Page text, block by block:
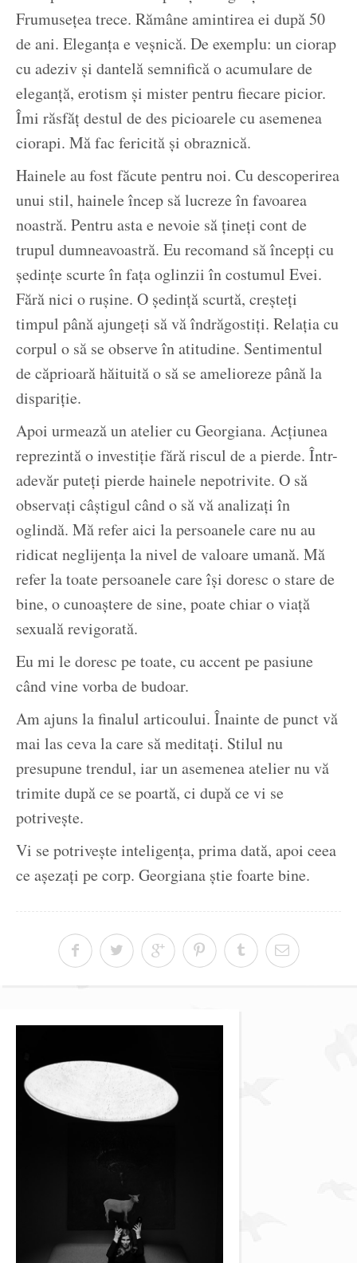
Frumusețea trece. Rămâne amintirea ei după 50
de ani. Eleganța e veșnică. De exemplu: un ciorap
cu adeziv și dantelă semnifică o acumulare de
eleganță, erotism și mister pentru fiecare picior.
Îmi răsfăț destul de des picioarele cu asemenea
ciorapi. Mă fac fericită și obraznică.
Hainele au fost făcute pentru noi. Cu descoperirea
unui stil, hainele încep să lucreze în favoarea
noastră. Pentru asta e nevoie să țineți cont de
trupul dumneavoastră. Eu recomand să începți cu
ședințe scurte în fața oglinzii în costumul Evei.
Fără nici o rușine. O ședință scurtă, creșteți
timpul până ajungeți să vă îndrăgostiți. Relația cu
corpul o să se observe în atitudine. Sentimentul
de căprioară hăituită o să se amelioreze până la
dispariție.
Apoi urmează un atelier cu Georgiana. Acțiunea
reprezintă o investiție fără riscul de a pierde. Într-
adevăr puteți pierde hainele nepotrivite. O să
observați câștigul când o să vă analizați în
oglindă. Mă refer aici la persoanele care nu au
ridicat neglijența la nivel de valoare umană. Mă
refer la toate persoanele care își doresc o stare de
bine, o cunoaștere de sine, poate chiar o viață
sexuală revigorată.
Eu mi le doresc pe toate, cu accent pe pasiune
când vine vorba de budoar.
Am ajuns la finalul articoului. Înainte de punct vă
mai las ceva la care să meditați. Stilul nu
presupune trendul, iar un asemenea atelier nu vă
trimite după ce se poartă, ci după ce vi se
potrivește.
Vi se potrivește inteligența, prima dată, apoi ceea
ce așezați pe corp. Georgiana știe foarte bine.